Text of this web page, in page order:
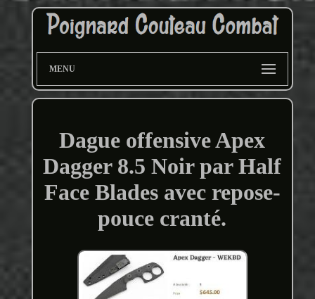
MENU
Dague offensive Apex
Dagger 8.5 Noir par Half
Face Blades avec repose-
pouce cranté.